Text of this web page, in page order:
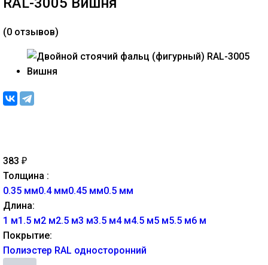
(0 отзывов)
383 ₽
Толщина :
0.35 мм0.4 мм0.45 мм0.5 мм
Длина:
1 м1.5 м2 м2.5 м3 м3.5 м4 м4.5 м5 м5.5 м6 м
Покрытие:
Полиэстер RAL односторонний